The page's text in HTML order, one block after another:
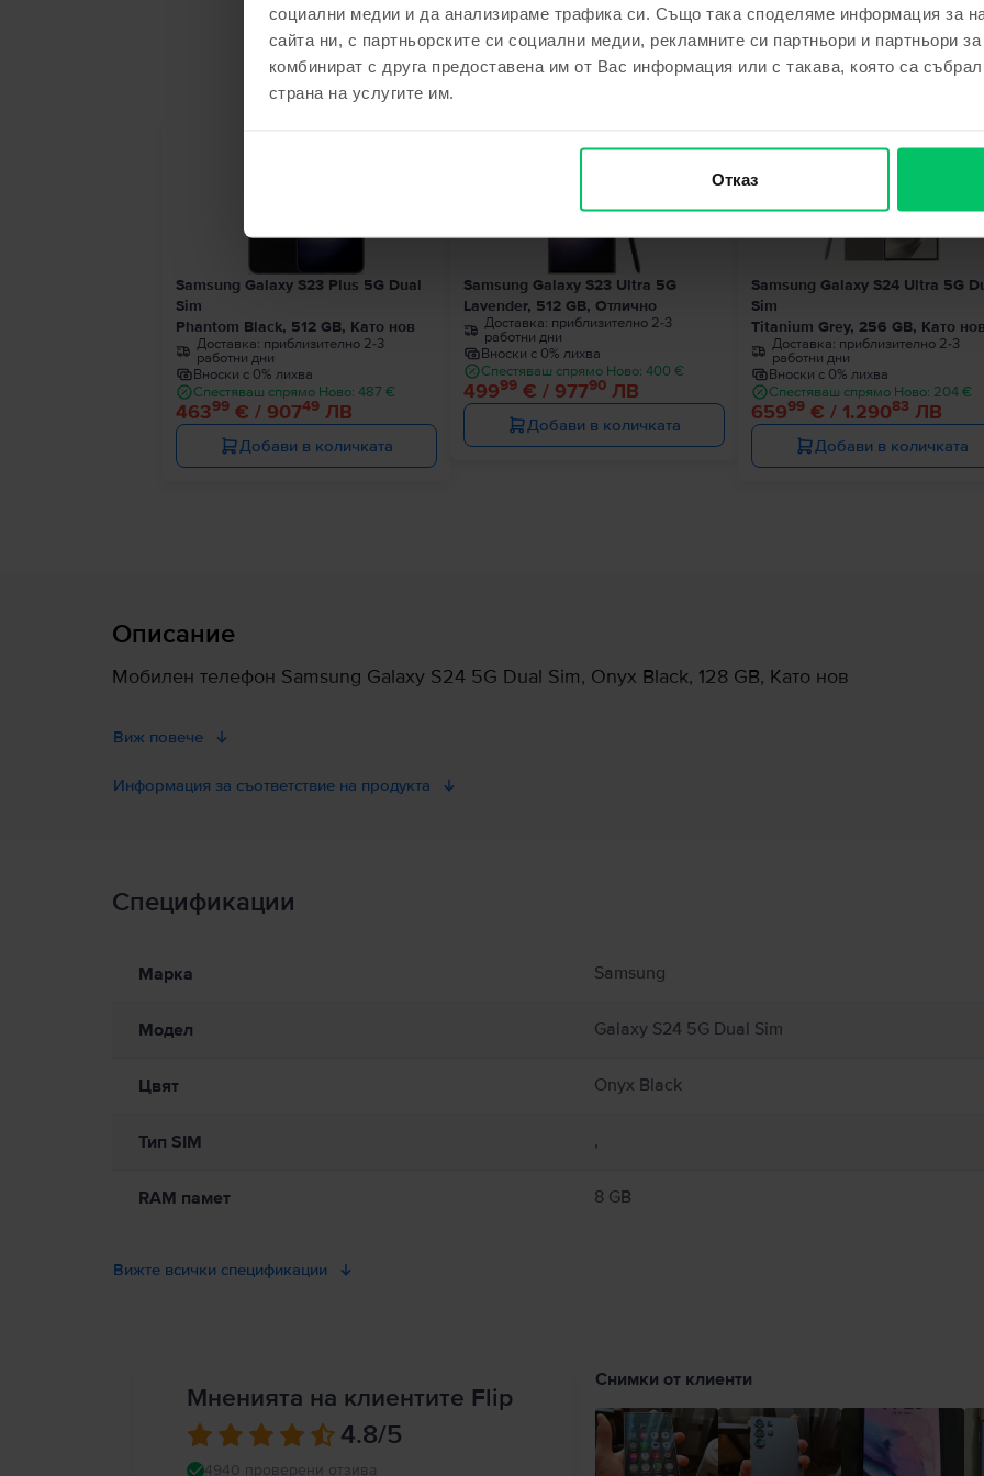
социални медии и да анализираме трафика си. Също така споделяме информация за
сайта ни, с партньорските си социални медии, рекламните си партньори и партньори
комбинират с друга предоставена им от Вас информация или с такава, която са
страна на услугите им.
Отказ
Сходни продукти с твоето
Samsung Galaxy S23 Plus 5G Dual
Sim
Phantom Black, 512 GB, Като нов
Доставка: приблизително 2-3
работни дни
Вноски с 0% лихва
Спестяваш спрямо Ново: 487 €
46399€ / 90749ЛВ
Добави в количката
Samsung Galaxy S23 Ultra 5G
Lavender, 512 GB, Отлично
Доставка: приблизително 2-3
работни дни
Вноски с 0% лихва
Спестяваш спрямо Ново: 400 €
49999€ / 97790ЛВ
Добави в количката
Samsung Galaxy S24 Ultra 5G
Sim
Titanium Grey, 256 GB, Като нов
Доставка: приблизително 2-3
работни дни
Вноски с 0% лихва
Спестяваш спрямо Ново: 204 €
65999 € / 1.29083 ЛВ
Добави в количката
Описание
Мобилен телефон Samsung Galaxy S24 5G Dual Sim, Onyx Black, 128 GB, Като нов
Виж повече
Информация за съответствие на продукта
Информация за безопасност на продукта
Спецификации
Марка Samsung
Модел Galaxy S24 5G Dual Sim
Цвят Onyx Black
Тип SIM ,
RAM памет 8 GB
Вижте всички спецификации
Мненията на клиентите Flip
4.8/5
4940 проверени отзива
Снимки от клиенти